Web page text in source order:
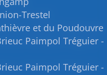
Trestel
et du Poudouvre
Paimpol Tréguier -
Paimpol Tréguier -